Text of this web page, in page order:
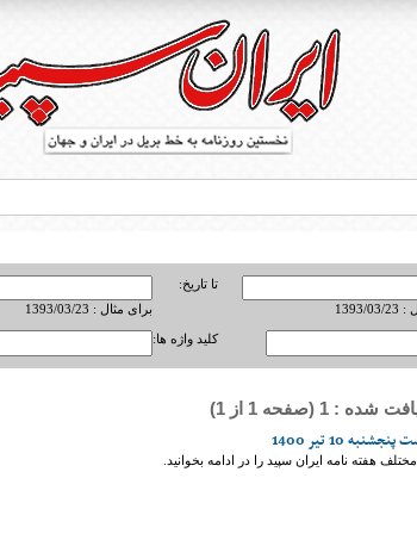
بریل در جهان
23
تا تاریخ:
برای مثال : 1393/03/23
کلید واژه ها:
: 1 (صفحه 1 از 1)
10 تیر 1400
هفته نامه ایران سپید را در ادامه بخوانید.